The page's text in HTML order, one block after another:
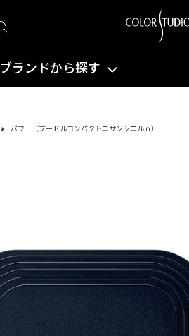
ブランドから探す
パフ （プードルコンパクトエサンシエルｎ）